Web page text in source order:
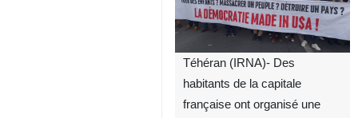
Téhéran (IRNA)- Des
habitants de la capitale
française ont organisé une